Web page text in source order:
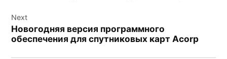
Next
Новогодняя версия программного
обеспечения для спутниковых карт Acorp